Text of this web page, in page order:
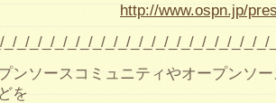
http://www.ospn.jp/
_/_/_/_/_/_/_/_/_/_/_/_/_/_/_/_/_/_/_/_/
ンソースコミュニティやオープンソ
を